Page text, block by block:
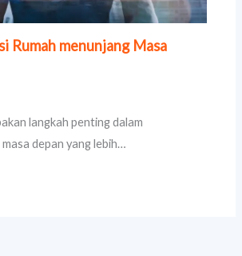
Rumah menunjang Masa
langkah penting dalam
depan yang lebih…